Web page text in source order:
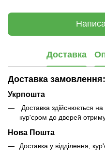
Доставка
Доставка замовлення:
Укрпошта
Доставка здійснюється
кур'єром до дверей
Нова Пошта
Доставка у відділення,